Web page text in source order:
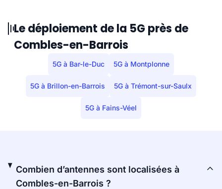
Le déploiement de la 5G près de
Combles-en-Barrois
5G à Bar-le-Duc 5G à Montplonne
5G à Brillon-en-Barrois 5G à Trémont-sur-Saulx
5G à Fains-Véel
Combien d’antennes sont localisées à
Combles-en-Barrois ?